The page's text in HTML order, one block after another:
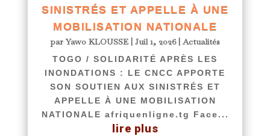
SINISTRÉS ET APPELLE À UNE
MOBILISATION NATIONALE
parYawo KLOUSSE| Juil 1, 2026|Actualités
TOGO / SOLIDARITÉ APRÈS LES
INONDATIONS : LE CNCC APPORTE
SON SOUTIEN AUX SINISTRÉS ET
APPELLE À UNE MOBILISATION
NATIONALE afriquenligne.tg Face...
lire plus